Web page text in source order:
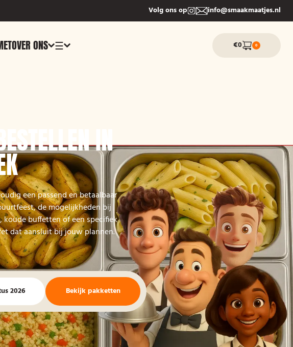
Volg ons op info@smaakmaatjes.nl
OVER ONS ☰ €0 0
IN
een passend en betaalbaar
de mogelijkheden bij
buffetten of een specifiek
dat aansluit bij jouw plannen.
2026 Bekijk pakketten